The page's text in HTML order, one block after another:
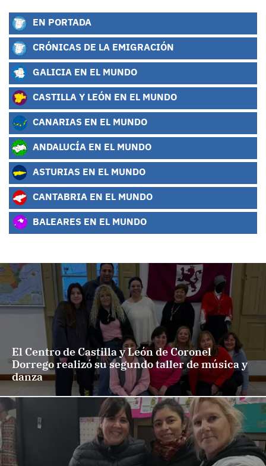
EN PORTADA
CRÓNICAS DE LA EMIGRACIÓN
GALICIA EN EL MUNDO
CASTILLA Y LEÓN EN EL MUNDO
CANARIAS EN EL MUNDO
ANDALUCÍA EN EL MUNDO
ASTURIAS EN EL MUNDO
CANTABRIA EN EL MUNDO
BALEARES EN EL MUNDO
El Centro de Castilla y León de Coronel
Dorrego realizó su segundo taller de música y
danza